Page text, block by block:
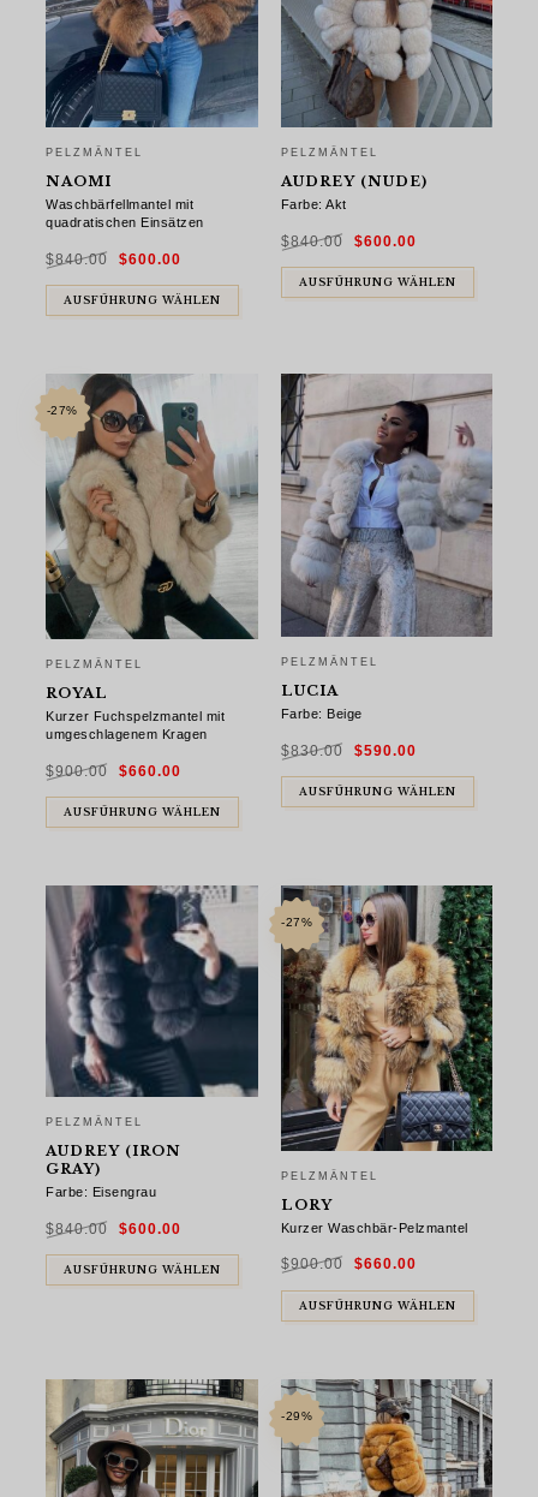
PELZMÄNTEL
NAOMI
Waschbärfellmantel mit
quadratischen Einsätzen
$840.00
Ursprünglicher
Preis
$840.00
$600.00
$600.00.
AUSFÜHRUNG WÄHLEN
PELZMÄNTEL
AUDREY (NUDE)
Farbe: Akt
$840.00
Ursprünglicher
Preis
$840.00
$600.00Preis
$600.00.
AUSFÜHRUNG WÄHLEN
-27%
PELZMÄNTEL
ROYAL
Kurzer Fuchspelzmantel mit
umgeschlagenem Kragen
$900.00
Ursprünglicher
Preis
$900.00
$660.00
$660.00.
AUSFÜHRUNG WÄHLEN
PELZMÄNTEL
LUCIA
Farbe: Beige
$830.00
Ursprünglicher
Preis
$830.00
$590.00Preis
$590.00.
AUSFÜHRUNG WÄHLEN
PELZMÄNTEL
AUDREY (IRON
GRAY)
Farbe: Eisengrau
$840.00
Ursprünglicher
Preis
$840.00
$600.00
$600.00.
AUSFÜHRUNG WÄHLEN
-27%
PELZMÄNTEL
LORY
Kurzer Waschbär-Pelzmantel
$900.00
Ursprünglicher
Preis
$900.00
$660.00Preis
$660.00.
AUSFÜHRUNG WÄHLEN
-29%